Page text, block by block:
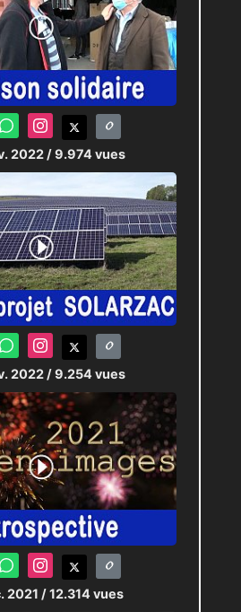
2022 / 9.974 vues
2022 / 9.254 vues
2021 / 12.314 vues